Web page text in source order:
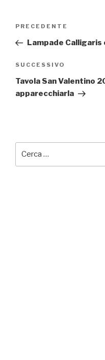
Navigazione
Articolo
precedente:
PRECEDENTE
Lampade
Articolo
successivo
SUCCESSIVO
Tavola San Valentino
apparecchiarla